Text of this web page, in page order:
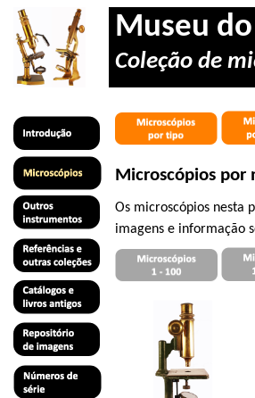
Museu
Coleção de
Microscópios por
Os microscópios nesta
imagens e informação